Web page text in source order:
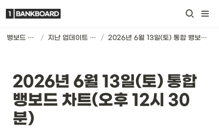
뱅보드 차트 / 지난 업데이트 기록 / 2026년 6월 13일(토) 통합 뱅보드 차트(오후 12시 30분)
2026년 6월 13일(토) 통합
뱅보드 차트(오후 12시 30
분)